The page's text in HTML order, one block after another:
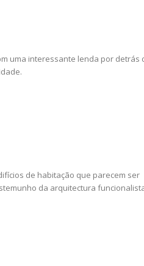
uma interessante lenda por detrás
de habitação que parecem ser
da arquitectura